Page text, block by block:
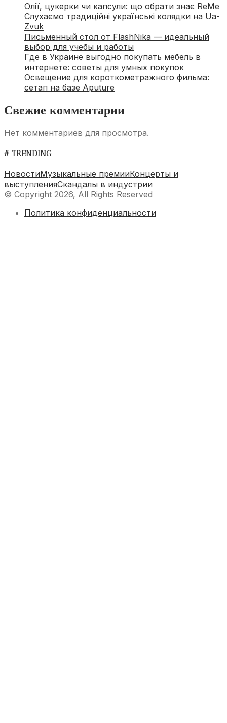
Олії, цукерки чи капсули: що обрати знає ReMe
Слухаємо традиційні українські колядки на Ua-
Zvuk
Письменный стол от FlashNika — идеальный
выбор для учебы и работы
Где в Украине выгодно покупать мебель в
интернете: советы для умных покупок
Освещение для короткометражного фильма:
сетап на базе Aputure
Свежие комментарии
Нет комментариев для просмотра.
# TRENDING
НовостиМузыкальные премииКонцерты и
выступленияСкандалы в индустрии
© Copyright 2026, All Rights Reserved
Политика конфиденциальности